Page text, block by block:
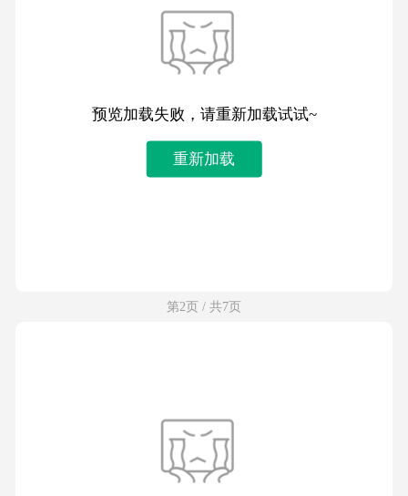
预览加载失败，请重新加载试试~
重新加载
第2页 / 共7页